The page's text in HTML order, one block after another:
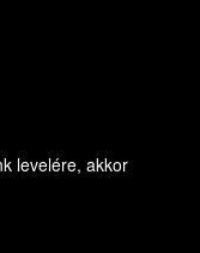
levelére, akkor